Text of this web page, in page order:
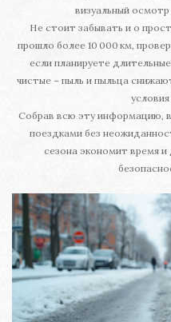
визуальный
Не стоит забывать и о
прошло более 10 000 км,
если планируете
чистые – пыль и пыльца
Собрав всю эту информацию,
поездками без
сезона экономит время и